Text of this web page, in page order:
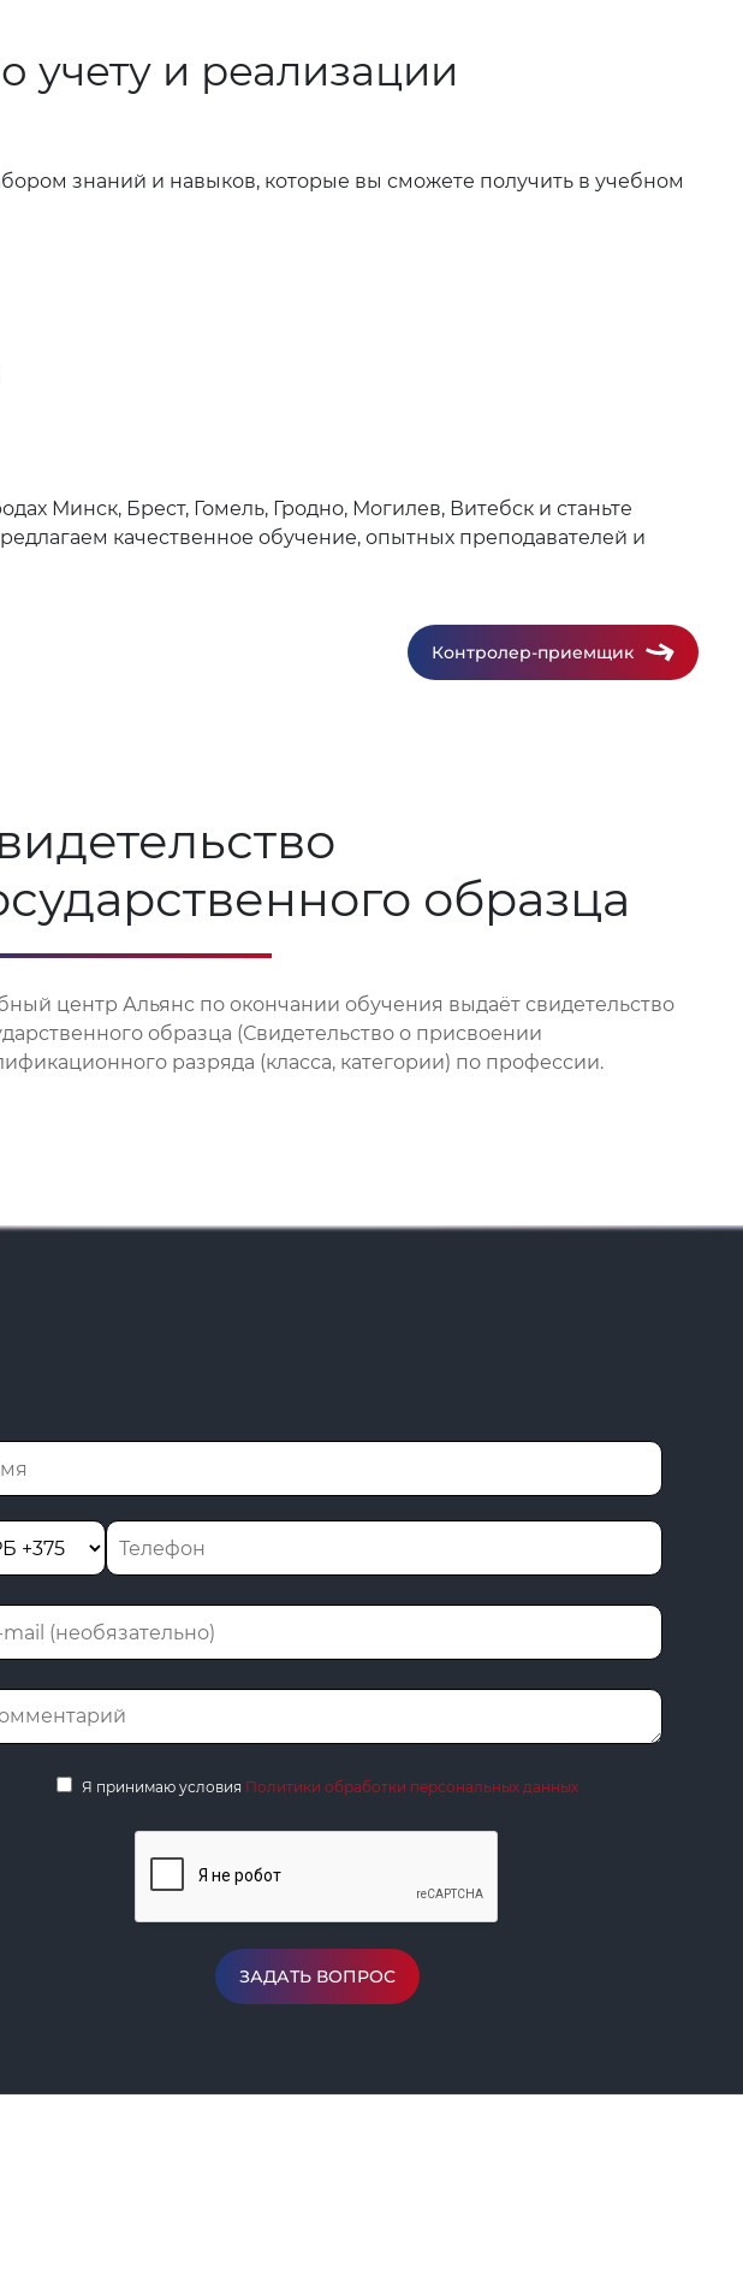
учету и реализации
знаний и навыков, которые вы сможете получить в учебном
Минск, Брест, Гомель, Гродно, Могилев, Витебск и станьте
качественное обучение, опытных преподавателей и
Контролер-приемщик
образца
центр Альянс по окончании обучения выдаёт свидетельство
образца (Свидетельство о присвоении
разряда (класса, категории) по профессии.
Я принимаю условия Политики обработки персональных данных
ЗАДАТЬ ВОПРОС